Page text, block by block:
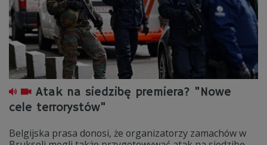
Atak na siedzibę premiera? "Nowe
cele terrorystów"
Belgijska prasa donosi, że organizatorzy zamachów w